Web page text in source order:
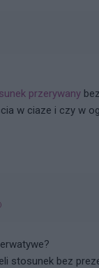
przerywany bez
w ciaze i czy w
stosunek bez